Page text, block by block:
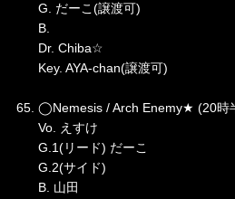
G. だーこ(譲渡可)
B.
Dr. Chiba☆
Key. AYA-chan(譲渡可)
65. ◯Nemesis / Arch Enemy★ (20時
Vo. えすけ
G.1(リード) だーこ
G.2(サイド)
B. 山田